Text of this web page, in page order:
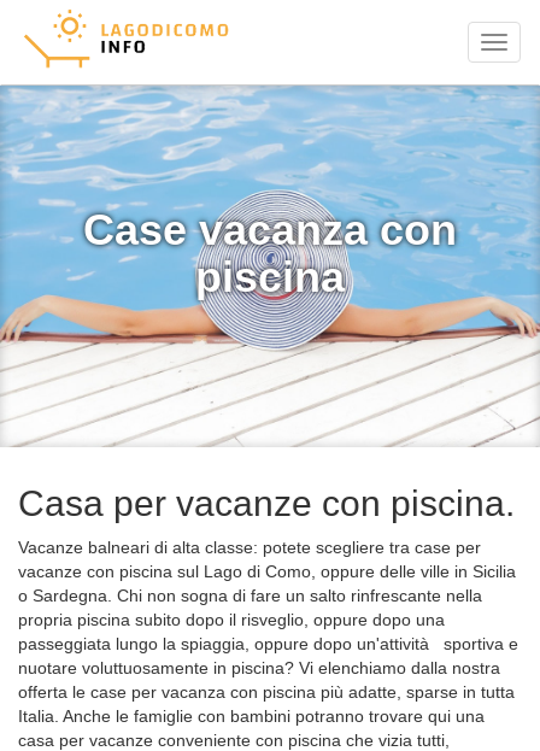
Menu
Case vacanza con
piscina
Casa per vacanze con piscina.
Vacanze balneari di alta classe: potete scegliere tra case per
vacanze con piscina sul Lago di Como, oppure delle ville in Sicilia
o Sardegna. Chi non sogna di fare un salto rinfrescante nella
propria piscina subito dopo il risveglio, oppure dopo una
passeggiata lungo la spiaggia, oppure dopo un'attività sportiva e
nuotare voluttuosamente in piscina? Vi elenchiamo dalla nostra
offerta le case per vacanza con piscina più adatte, sparse in tutta
Italia. Anche le famiglie con bambini potranno trovare qui una
casa per vacanze conveniente con piscina che vizia tutti,